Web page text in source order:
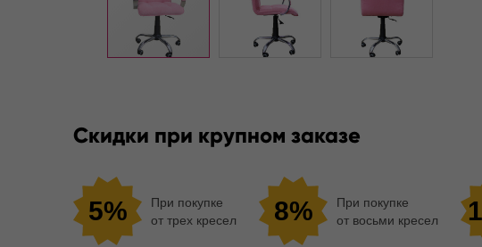
Скидки при крупном заказе
5%
При покупке
от трех кресел
8%
При покупке
от восьми кресел